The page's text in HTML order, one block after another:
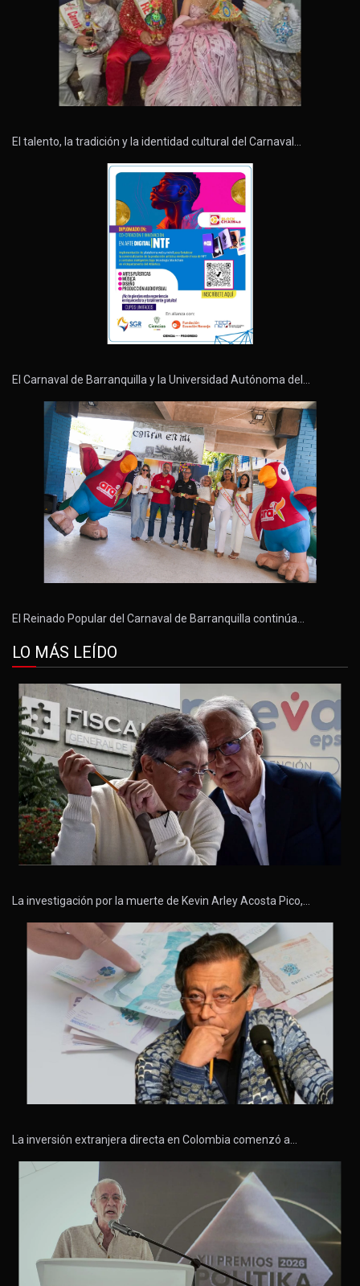
El talento, la tradición y la identidad cultural del Carnaval…
El Carnaval de Barranquilla y la Universidad Autónoma del…
El Reinado Popular del Carnaval de Barranquilla continúa…
LO MÁS LEÍDO
La investigación por la muerte de Kevin Arley Acosta Pico,…
La inversión extranjera directa en Colombia comenzó a…